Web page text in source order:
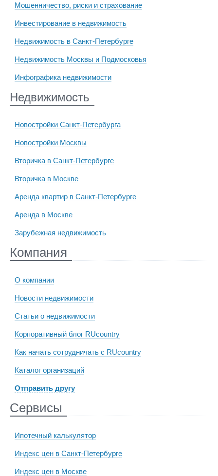
Мошенничество, риски и страхование
Инвестирование в недвижимость
Недвижимость в Санкт-Петербурге
Недвижимость Москвы и Подмосковья
Инфографика недвижимости
Недвижимость
Новостройки Санкт-Петербурга
Новостройки Москвы
Вторичка в Санкт-Петербурге
Вторичка в Москве
Аренда квартир в Санкт-Петербурге
Аренда в Москве
Зарубежная недвижимость
Компания
О компании
Новости недвижимости
Статьи о недвижимости
Корпоративный блог RUcountry
Как начать сотрудничать с RUcountry
Каталог организаций
Отправить другу
Сервисы
Ипотечный калькулятор
Индекс цен в Санкт-Петербурге
Индекс цен в Москве